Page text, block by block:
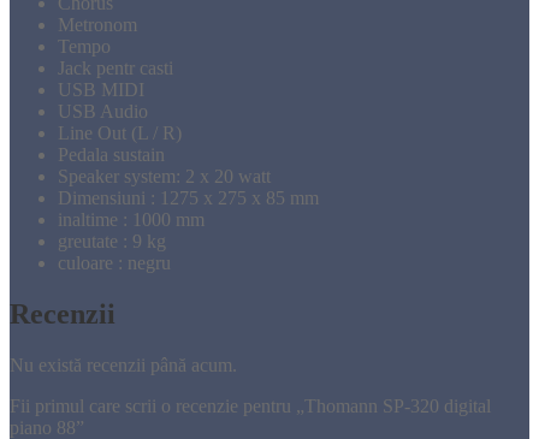
Metronom
Tempo
Jack pentr casti
USB MIDI
USB Audio
Line Out (L / R)
Pedala sustain
Speaker system: 2 x 20 watt
Dimensiuni : 1275 x 275 x 85 mm
inaltime : 1000 mm
greutate : 9 kg
culoare : negru
Recenzii
Nu există recenzii până acum.
Fii primul care scrii o recenzie pentru „Thomann SP-320 digital
piano 88”